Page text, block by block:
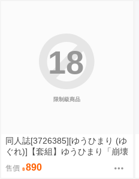
限制級商品
18
同人誌[3726385][ゆうひまり (ゆ
ぐれ)]【套組】ゆうひまり「崩壊
スターレイル」セット (崩壞星穹
鐵道 )
售價 890